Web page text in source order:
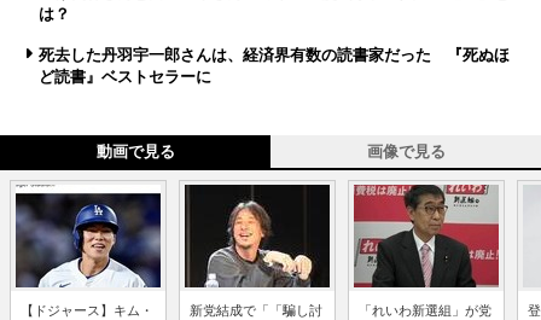
は？
死去した丹羽宇一郎さんは、経済界有数の読書家だった 『死ぬほ
ど読書』ベストセラーに
動画で見る 画像で見る
【ドジャース】キム・
新党結成で「「騙し討
「れいわ新選組」が党